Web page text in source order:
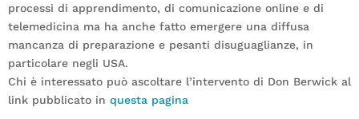
processi di apprendimento, di comunicazione online e di
telemedicina ma ha anche fatto emergere una diffusa
mancanza di preparazione e pesanti disuguaglianze, in
particolare negli USA.
Chi è interessato può ascoltare l’intervento di Don Berwick al
link pubblicato in questa pagina